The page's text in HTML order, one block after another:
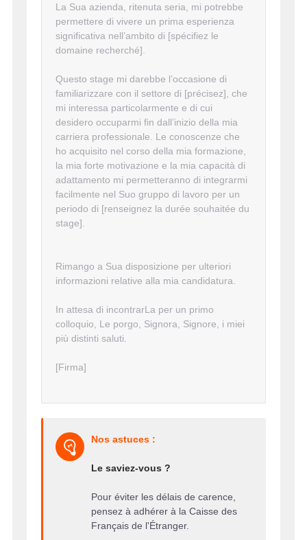
La Sua azienda, ritenuta seria, mi potrebbe
permettere di vivere un prima esperienza
significativa nell’ambito di [spécifiez le
domaine recherché].
Questo stage mi darebbe l’occasione di
familiarizzare con il settore di [précisez], che
mi interessa particolarmente e di cui
desidero occuparmi fin dall’inizio della mia
carriera professionale. Le conoscenze che
ho acquisito nel corso della mia formazione,
la mia forte motivazione e la mia capacità di
adattamento mi permetteranno di integrarmi
facilmente nel Suo gruppo di lavoro per un
periodo di [renseignez la durée souhaitée du
stage].
Rimango a Sua disposizione per ulteriori
informazioni relative alla mia candidatura.
In attesa di incontrarLa per un primo
colloquio, Le porgo, Signora, Signore, i miei
più distinti saluti.
[Firma]
Nos astuces :
Le saviez-vous ?
Pour éviter les délais de carence,
pensez à adhérer à la Caisse des
Français de l'Étranger.